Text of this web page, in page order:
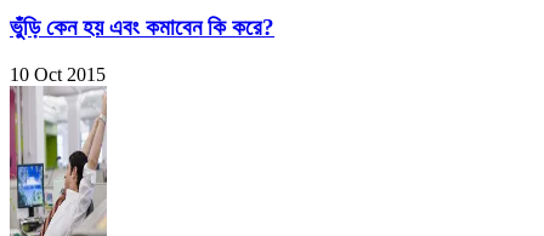
ভুঁড়ি কেন হয় এবং কমাবেন কি করে?
10 Oct 2015